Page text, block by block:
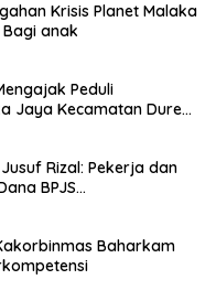
Krisis Planet Malaka
anak
Peduli
Jaya Kecamatan Duren
Rizal: Pekerja dan
BPJS
Baharkam